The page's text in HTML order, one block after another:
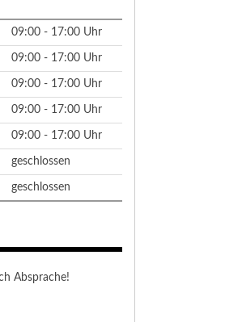
09:00 - 17:00 Uhr
09:00 - 17:00 Uhr
09:00 - 17:00 Uhr
09:00 - 17:00 Uhr
09:00 - 17:00 Uhr
geschlossen
geschlossen
Absprache!